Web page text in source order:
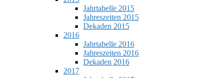
Jahrtabelle 2015
Jahreszeiten 2015
Dekaden 2015
2016
Jahrtabelle 2016
Jahreszeiten 2016
Dekaden 2016
2017